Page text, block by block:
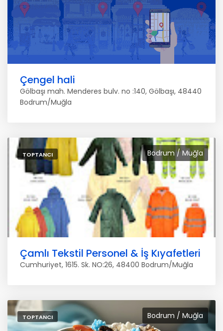
Çengel hali
Gölbaşı mah. Menderes bulv. no :140, Gölbaşı, 48440
Bodrum/Muğla
Bodrum / Muğla
TOPTANCI
Çamlı Tekstil Personel & İş Kıyafetleri
Cumhuriyet, 1615. Sk. NO:26, 48400 Bodrum/Muğla
Bodrum / Muğla
TOPTANCI